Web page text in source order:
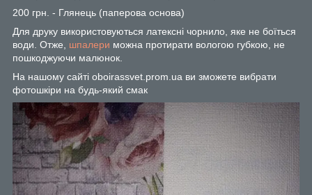
200 грн. - Глянець (паперова основа)
Для друку використовуються латексні чорнило, яке не боїться
води. Отже, шпалери можна протирати вологою губкою, не
пошкоджуючи малюнок.
На нашому сайті oboirassvet.prom.ua ви зможете вибрати
фотошкіри на будь-який смак